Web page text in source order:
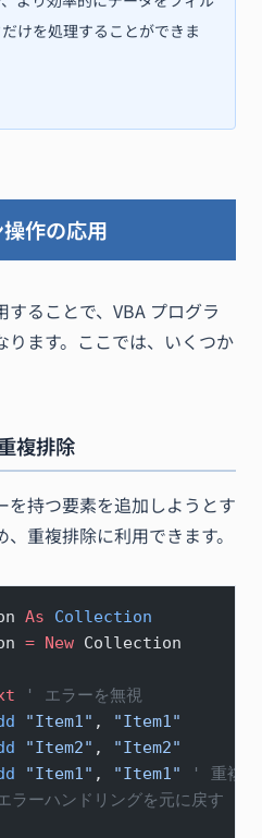
けを処理することができま
作の応用
ることで、VBA プログラ
ます。ここでは、いくつか
複排除
を持つ要素を追加しようとす
重複排除に利用できます。
As Collection
= New Collection
' エラーを無視
"Item1" ,
"Item1"
"Item2" ,
"Item2"
"Item1" , "Item1"
' 重複の
ーハンドリングを元に戻す